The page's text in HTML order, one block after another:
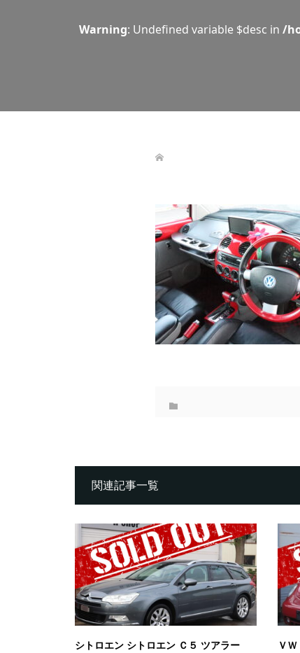
Warning: Undefined variable $desc in /
関連記事一覧
シトロエン シトロエン Ｃ５ ツアラー
Ｖ